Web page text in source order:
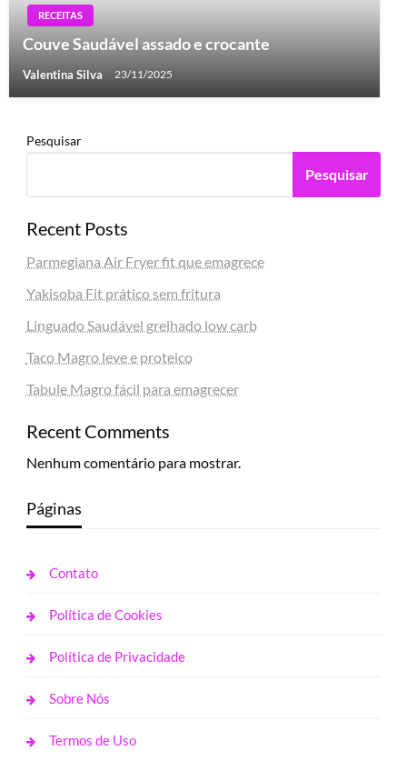
RECEITAS
Couve Saudável assado e crocante
Valentina Silva 23/11/2025
Pesquisar
Pesquisar
Recent Posts
Parmegiana Air Fryer fit que emagrece
Yakisoba Fit prático sem fritura
Linguado Saudável grelhado low carb
Taco Magro leve e proteico
Tabule Magro fácil para emagrecer
Recent Comments
Nenhum comentário para mostrar.
Páginas
Contato
Política de Cookies
Política de Privacidade
Sobre Nós
Termos de Uso